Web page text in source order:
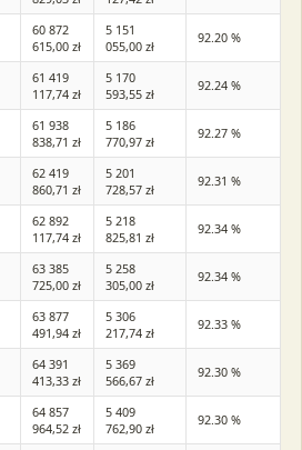
60 872
615,00 zł
5 151
055,00 zł
92.20 %
61 419
117,74 zł
5 170
593,55 zł
92.24 %
61 938
838,71 zł
5 186
770,97 zł
92.27 %
62 419
860,71 zł
5 201
728,57 zł
92.31 %
62 892
117,74 zł
5 218
825,81 zł
92.34 %
63 385
725,00 zł
5 258
305,00 zł
92.34 %
63 877
491,94 zł
5 306
217,74 zł
92.33 %
64 391
413,33 zł
5 369
566,67 zł
92.30 %
64 857
964,52 zł
5 409
762,90 zł
92.30 %